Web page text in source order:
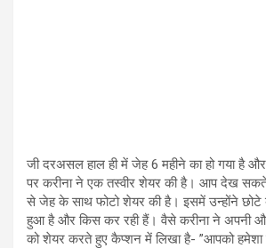
जी दरअसल हाल ही में जेह 6 महीने का हो गया है
पर करीना ने एक तस्वीर शेयर की है। आप देख सकते
से जेह के साथ फोटो शेयर की है। इसमें उन्होंने छोटे
हुआ है और किस कर रही हैं। वैसे करीना ने अपनी
को शेयर करते हुए कैप्शन में लिखा है- ”आपको हमेशा